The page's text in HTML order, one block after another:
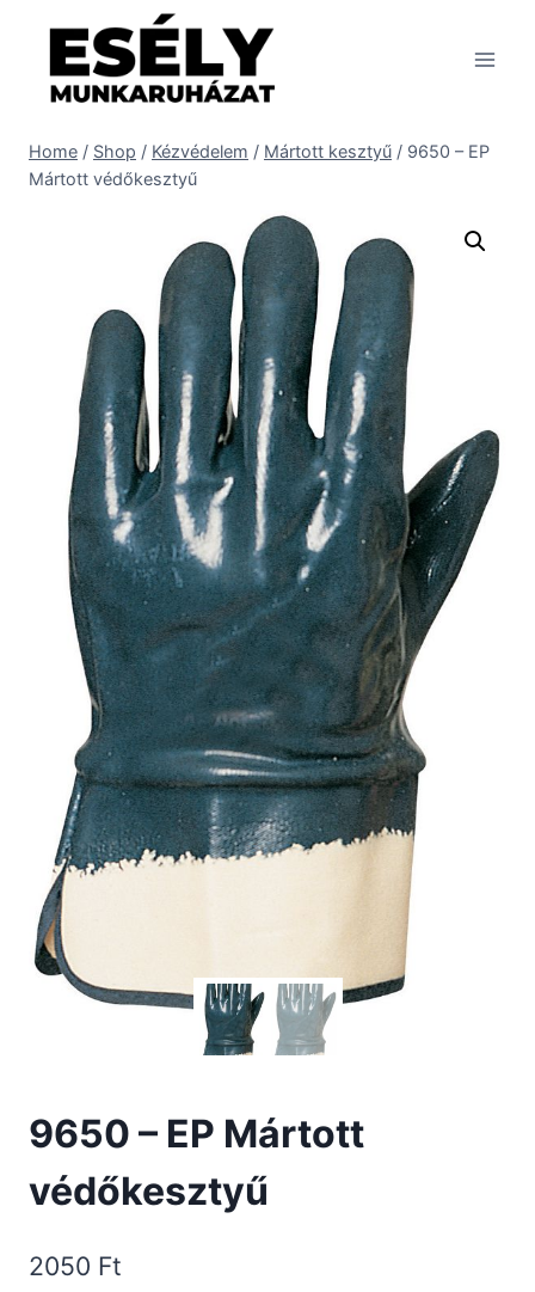
content
Home / Shop / Kézvédelem / Mártott kesztyű / 9650 – EP
Mártott védőkesztyű
9650 – EP Mártott
védőkesztyű
2050 Ft